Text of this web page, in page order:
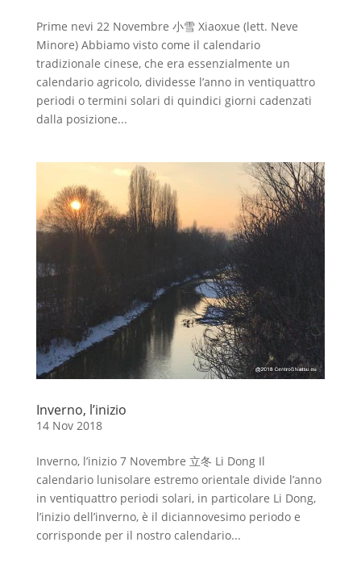
Prime nevi 22 Novembre 小雪 Xiaoxue (lett. Neve
Minore) Abbiamo visto come il calendario
tradizionale cinese, che era essenzialmente un
calendario agricolo, dividesse l’anno in ventiquattro
periodi o termini solari di quindici giorni cadenzati
dalla posizione...
Inverno, l’inizio
14 Nov 2018
Inverno, l’inizio 7 Novembre 立冬 Li Dong Il
calendario lunisolare estremo orientale divide l’anno
in ventiquattro periodi solari, in particolare Li Dong,
l’inizio dell’inverno, è il diciannovesimo periodo e
corrisponde per il nostro calendario...